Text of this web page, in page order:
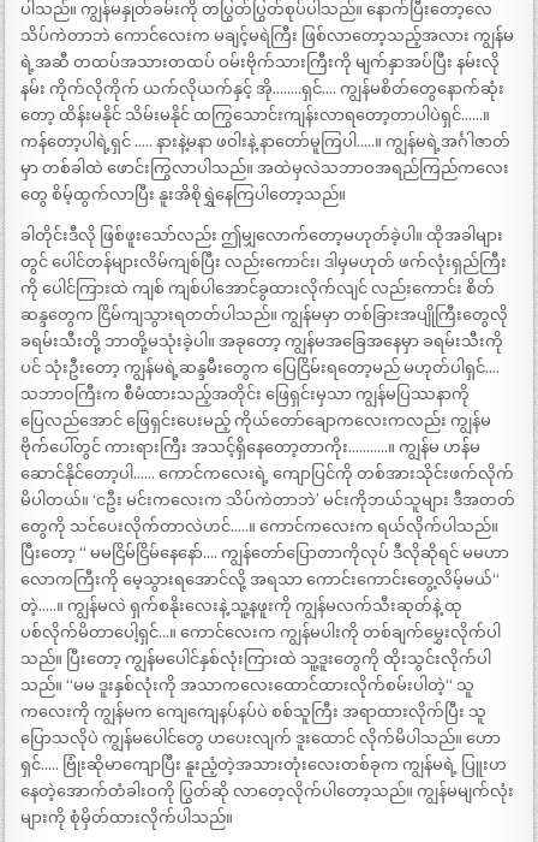
ပါသည်။ ကျွန်မနှုတ်ခမ်းကို တပြွတ်ပြွတ်စုပ်ပါသည်။ နောက်ပြီးတော့လေ
သိပ်ကဲတာဘဲ ကောင်လေးက မချင့်မရဲကြီး ဖြစ်လာတော့သည့်အလား ကျွန်မ
ရဲ့အဆီ တထပ်အသားတထပ် ဝမ်းဗိုက်သားကြီးကို မျက်နှာအပ်ပြီး နမ်းလို
နမ်း ကိုက်လိုကိုက် ယက်လိုယက်နှင့် အို……..ရှင်…. ကျွန်မစိတ်တွေနောက်ဆုံး
တော့ ထိန်းမနိုင် သိမ်းမနိုင် ထကြွသောင်းကျန်းလာရတော့တာပါပဲရှင်……။
ကန်တော့ပါရဲ့ရှင် ….. နားနဲ့မနာ ဖဝါးနဲ့ နာတော်မူကြပါ…..။ ကျွန်မရဲ့အင်္ဂါဇာတ်
မှာ တစ်ခါထဲ ဖောင်းကြွလာပါသည်။ အထဲမှလဲသဘာဝအရည်ကြည်ကလေး
တွေ စိမ့်ထွက်လာပြီး နူးအိစိုရွှဲနေကြပါတော့သည်။
ခါတိုင်းဒီလို ဖြစ်ဖူးသော်လည်း ဤမျှလောက်တော့မဟုတ်ခဲ့ပါ။ ထိုအခါများ
တွင် ပေါင်တန်များလိမ်ကျစ်ပြီး လည်းကောင်း၊ ဒါမှမဟုတ် ဖက်လုံးရှည်ကြီး
ကို ပေါင်ကြားထဲ ကျစ် ကျစ်ပါအောင်ခွထားလိုက်လျင် လည်းကောင်း စိတ်
ဆန္ဒတွေက ငြိမ်ကျသွားရတတ်ပါသည်။ ကျွန်မမှာ တစ်ခြားအပျိုကြီးတွေလို
ခရမ်းသီးတို့ ဘာတို့မသုံးခဲ့ပါ။ အခုတော့ ကျွန်မအခြေအနေမှာ ခရမ်းသီးကို
ပင် သုံးဦးတော့ ကျွန်မရဲ့ဆန္ဒမီးတွေက ပြေငြိမ်းရတော့မည် မဟုတ်ပါရှင်….
သဘာဝကြီးက စီမံထားသည့်အတိုင်း ဖြေရှင်းမှသာ ကျွန်မပြဿနာကို
ပြေလည်အောင် ဖြေရှင်းပေးမည့် ကိုယ်တော်ချောကလေးကလည်း ကျွန်မ
ဗိုက်ပေါ်တွင် ကားရားကြီး အသင့်ရှိနေတော့တာကိုး………..။ ကျွန်မ ဟန်မ
ဆောင်နိုင်တော့ပါ…… ကောင်ကလေးရဲ့ ကျောပြင်ကို တစ်အားသိုင်းဖက်လိုက်
မိပါတယ်။ ‘ငဦး မင်းကလေးက သိပ်ကဲတာဘဲ’ မင်းကိုဘယ်သူများ ဒီအတတ်
တွေကို သင်ပေးလိုက်တာလဲဟင်…..။ ကောင်ကလေးက ရယ်လိုက်ပါသည်။
ပြီးတော့ “ မမငြိမ်ငြိမ်နေနော်…. ကျွန်တော်ပြောတာကိုလုပ် ဒီလိုဆိုရင် မမဟာ
လောကကြီးကို မေ့သွားရအောင်လို့ အရသာ ကောင်းကောင်းတွေ့လိမ့်မယ်“
တဲ့…..။ ကျွန်မလဲ ရှက်စနိုးလေးနဲ့ သူ့နဖူးကို ကျွန်မလက်သီးဆုတ်နဲ့ ထု
ပစ်လိုက်မိတာပေါ့ရှင်…။ ကောင်လေးက ကျွန်မပါးကို တစ်ချက်မွှေးလိုက်ပါ
သည်။ ပြီးတော့ ကျွန်မပေါင်နှစ်လုံးကြားထဲ သူ့ဒူးတွေကို ထိုးသွင်းလိုက်ပါ
သည်။ “မမ ဒူးနှစ်လုံးကို အသာကလေးထောင်ထားလိုက်စမ်းပါတဲ့“ သူ
ကလေးကို ကျွန်မက ကျေကျေနပ်နပ်ပဲ စစ်သူကြီး အရာထားလိုက်ပြီး သူ
ပြောသလိုပဲ ကျွန်မပေါင်တွေ ဟပေးလျက် ဒူးထောင် လိုက်မိပါသည်။ ဟော
ရှင်….. ဗြုံးဆိုမာကျောပြီး နူးညံ့တဲ့အသားတုံးလေးတစ်ခုက ကျွန်မရဲ့ ပြူးဟ
နေတဲ့အောက်တံခါးဝကို ပြွတ်ဆို လာတေ့လိုက်ပါတော့သည်။ ကျွန်မမျက်လုံး
များကို စုံမှိတ်ထားလိုက်ပါသည်။